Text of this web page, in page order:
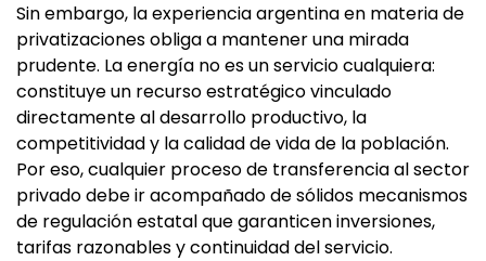
Sin embargo, la experiencia argentina en materia de
privatizaciones obliga a mantener una mirada
prudente. La energía no es un servicio cualquiera:
constituye un recurso estratégico vinculado
directamente al desarrollo productivo, la
competitividad y la calidad de vida de la población.
Por eso, cualquier proceso de transferencia al sector
privado debe ir acompañado de sólidos mecanismos
de regulación estatal que garanticen inversiones,
tarifas razonables y continuidad del servicio.